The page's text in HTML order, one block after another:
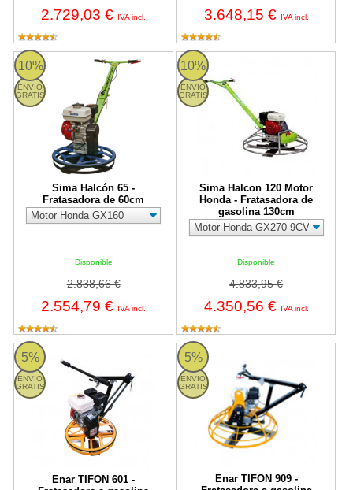
2.729,03 € IVA incl. 3.648,15 € IVA incl.
10%
ENVIO
GRATIS
Sima Halcón 65 -
Fratasadora de 60cm
Disponible
2.838,66 €
2.554,79 € IVA incl.
Sima Halcón 65 - Fratasadora de 60cm
10%
ENVIO
GRATIS
Sima Halcon 120 Motor
Honda - Fratasadora de
gasolina 130cm
Disponible
4.833,95 €
4.350,56 € IVA incl.
Sima Halcon 120 Motor Honda -
5%
ENVIO
GRATIS
Enar TIFON 601 -
Enar TIFON 601 - Fratasadora a gasolina motor Honda GX160
5%
ENVIO
GRATIS
Enar TIFON 909 -
Enar TIFON 909 - Fratasadora a